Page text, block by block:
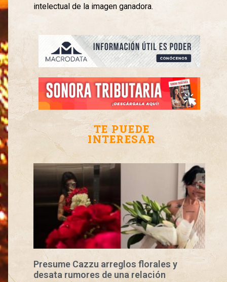
intelectual de la imagen ganadora.
TE PUEDE
INTERESAR
Presume Cazzu arreglos florales y
desata rumores de una relación